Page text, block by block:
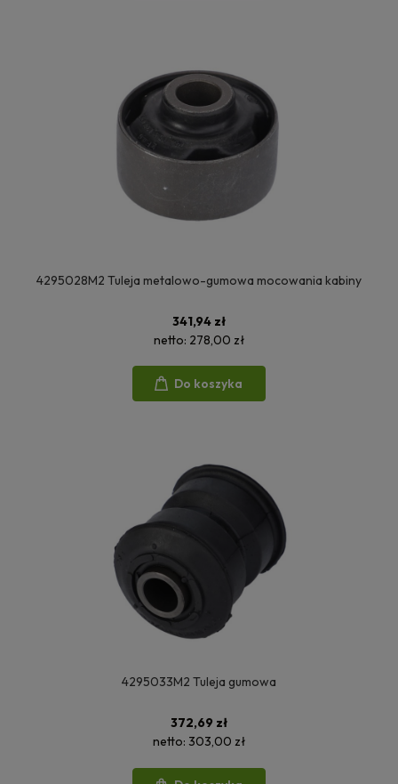
4295028M2 Tuleja metalowo-gumowa mocowania kabiny
341,94 zł
netto: 278,00 zł
Do koszyka
4295033M2 Tuleja gumowa
372,69 zł
netto: 303,00 zł